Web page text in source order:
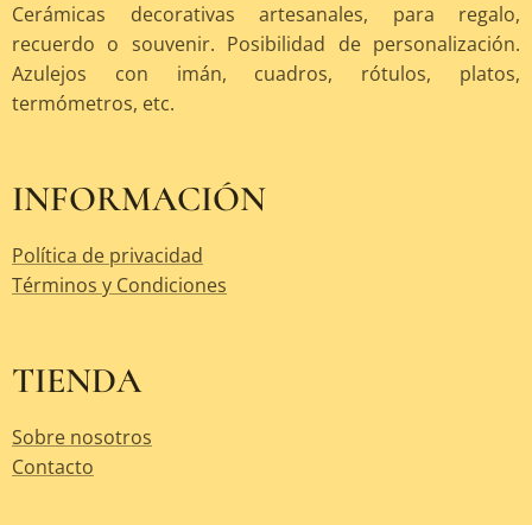
Cerámicas decorativas artesanales, para regalo,
recuerdo o souvenir. Posibilidad de personalización.
Azulejos con imán, cuadros, rótulos, platos,
termómetros, etc.
INFORMACIÓN
Política de privacidad
Términos y Condiciones
TIENDA
Sobre nosotros
Contacto